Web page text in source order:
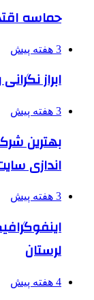
حماسه
3 هفته پیش
ابراز
3 هفته پیش
بهترین
اندازی
3 هفته پیش
لرستان
4 هفته پیش